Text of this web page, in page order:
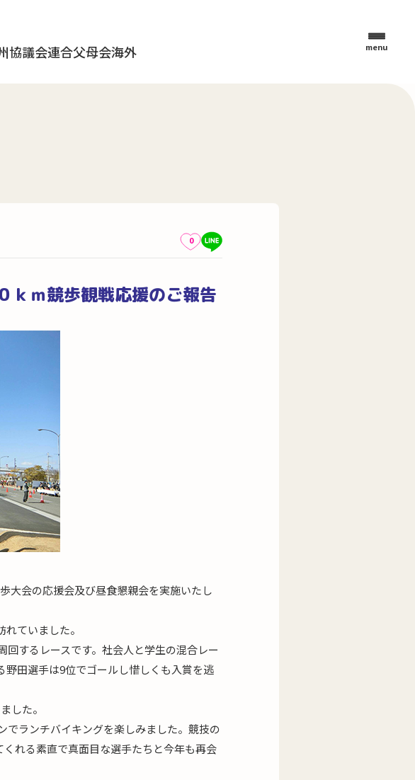
協議会連合父母会海外 menu
0
ｋｍ競歩観戦応援のご報告
大会の応援会及び昼食懇親会を実施いたし
ていました。
するレースです。社会人と学生の混合レー
田選手は9位でゴールし惜しくも入賞を逃
した。
でランチバイキングを楽しみました。競技の
れる素直で真面目な選手たちと今年も再会